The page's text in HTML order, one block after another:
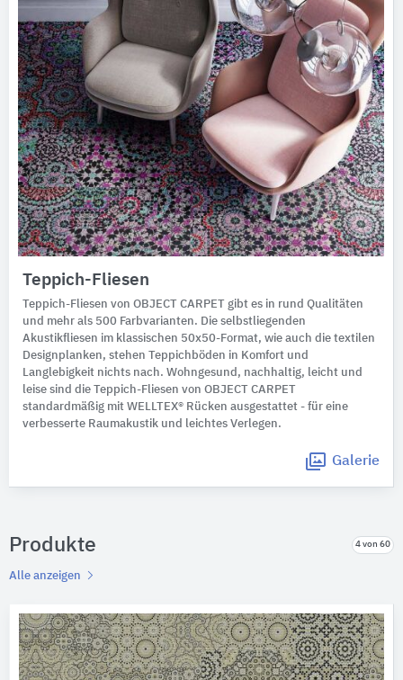
Teppich-Fliesen
Teppich-Fliesen von OBJECT CARPET gibt es in rund Qualitäten
und mehr als 500 Farbvarianten. Die selbstliegenden
Akustikfliesen im klassischen 50x50-Format, wie auch die textilen
Designplanken, stehen Teppichböden in Komfort und
Langlebigkeit nichts nach. Wohngesund, nachhaltig, leicht und
leise sind die Teppich-Fliesen von OBJECT CARPET
standardmäßig mit WELLTEX® Rücken ausgestattet - für eine
verbesserte Raumakustik und leichtes Verlegen.
Galerie
Produkte 4 von 60
Alle anzeigen